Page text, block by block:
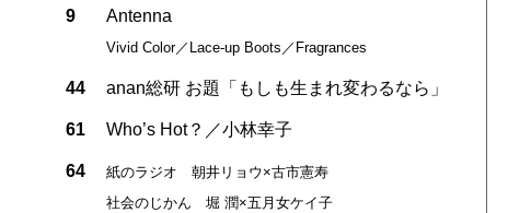
9 Antenna
Vivid Color／Lace-up Boots／Fragrances
44 anan総研 お題「もしも生まれ変わるなら」
61 Who’s Hot？／小林幸子
64
紙のラジオ 朝井リョウ×古市憲寿
社会のじかん 堀 潤×五月女ケイ子